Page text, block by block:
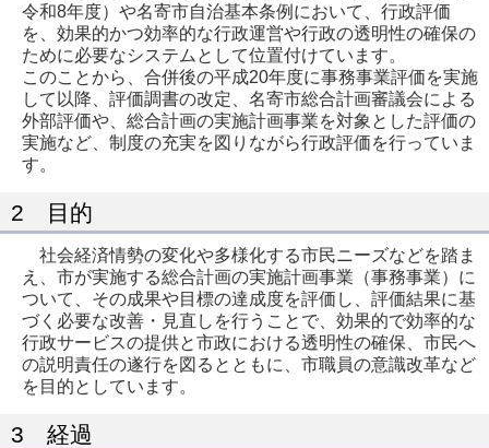
令和8年度）や名寄市自治基本条例において、行政評価
を、効果的かつ効率的な行政運営や行政の透明性の確保の
ために必要なシステムとして位置付けています。
このことから、合併後の平成20年度に事務事業評価を実施
して以降、評価調書の改定、名寄市総合計画審議会による
外部評価や、総合計画の実施計画事業を対象とした評価の
実施など、制度の充実を図りながら行政評価を行っていま
す。
2 目的
社会経済情勢の変化や多様化する市民ニーズなどを踏ま
え、市が実施する総合計画の実施計画事業（事務事業）に
ついて、その成果や目標の達成度を評価し、評価結果に基
づく必要な改善・見直しを行うことで、効果的で効率的な
行政サービスの提供と市政における透明性の確保、市民へ
の説明責任の遂行を図るとともに、市職員の意識改革など
を目的としています。
3 経過